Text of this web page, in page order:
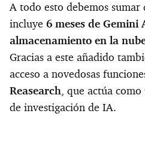
A todo esto debemos sumar
incluye 6 meses de Gemini
almacenamiento en la
Gracias a este añadido
acceso a novedosas
Reasearch, que actúa
de investigación de IA.